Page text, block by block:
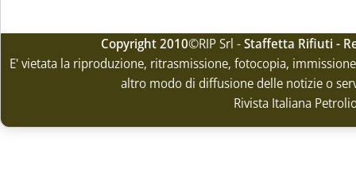
Copyright 2010©RIP Srl -Staffetta Rifiuti -
E' vietata la riproduzione, ritrasmissione, fotocopia,
altro modo di diffusione delle notizie o
Rivista Italiana